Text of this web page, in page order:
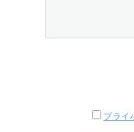
プライ